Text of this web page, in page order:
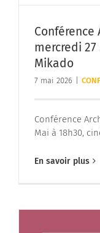
Conférence
mercredi 27
Mikado
7 mai 2026
Conférence
Mai à 18h30,
En savoir plus